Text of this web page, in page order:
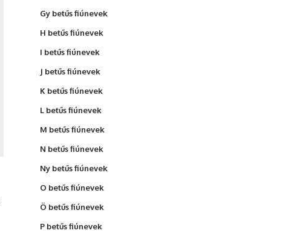
Gy betűs fiúnevek
H betűs fiúnevek
I betűs fiúnevek
J betűs fiúnevek
K betűs fiúnevek
L betűs fiúnevek
M betűs fiúnevek
N betűs fiúnevek
Ny betűs fiúnevek
O betűs fiúnevek
Ö betűs fiúnevek
P betűs fiúnevek